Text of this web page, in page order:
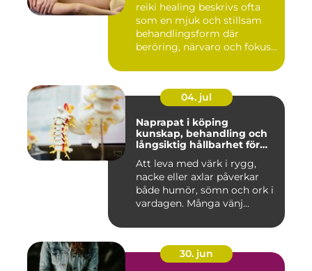
reiki healing beskrivs ofta
som en mjuk och stillsam
behandlingsform där
beröring, närvaro och fokus...
04. jul
Naprapat i köping
kunskap, behandling och
långsiktig hållbarhet för
Att leva med värk i rygg,
nacke eller axlar påverkar
både humör, sömn och ork i
vardagen. Många vänj...
30. jun